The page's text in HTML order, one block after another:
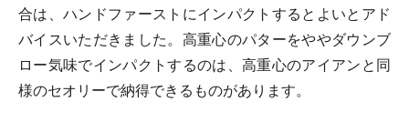
合は、ハンドファーストにインパクトするとよいとアド
バイスいただきました。高重心のパターをややダウンブ
ロー気味でインパクトするのは、高重心のアイアンと同
様のセオリーで納得できるものがあります。